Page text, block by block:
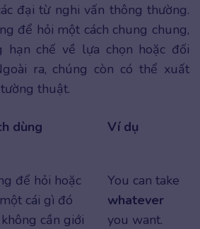
đại từ nghi vấn thông thường.
để hỏi một cách chung chung,
hạn chế về lựa chọn hoặc đối
ra, chúng còn có thể xuất
thuật.
dùng Ví dụ
để hỏi hoặc
cái gì đó
cần giới
You can take
whatever
you want.